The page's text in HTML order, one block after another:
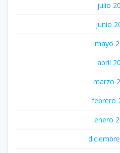
julio
junio
mayo
abril
marzo
febrero
enero